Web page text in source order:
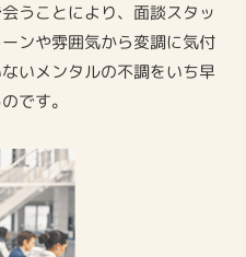
うことにより、⾯談スタッ
ンや雰囲気から変調に気付
いメンタルの不調をいち早
です。